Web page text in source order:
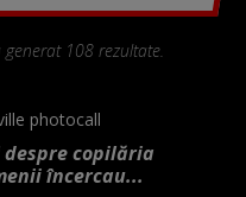
108 rezultate.
despre copilăria
încercau...